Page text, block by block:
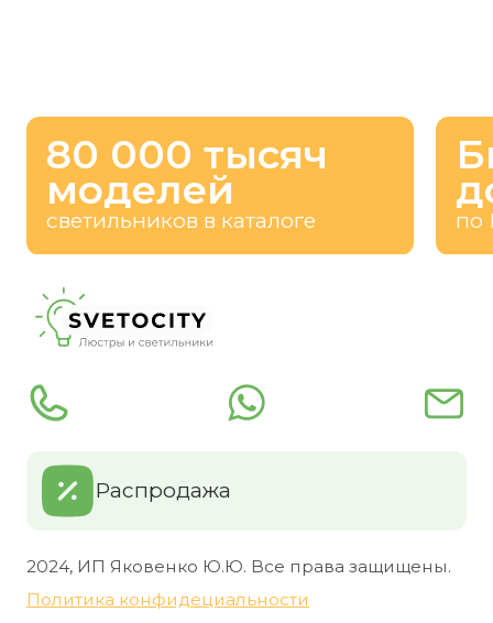
80 000 тысяч
моделей
светильников в каталоге по
Распродажа
2024, ИП Яковенко Ю.Ю. Все права защищены.
Политика конфидециальности